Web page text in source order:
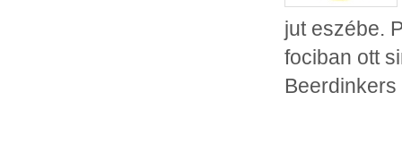
jut eszébe.
fociban ott